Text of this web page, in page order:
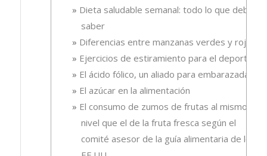
Dieta saludable semanal: todo lo que debes
saber
Diferencias entre manzanas verdes y rojas
Ejercicios de estiramiento para el deporte
El ácido fólico, un aliado para embarazadas.
El azúcar en la alimentación
El consumo de zumos de frutas al mismo
nivel que el de la fruta fresca según el
comité asesor de la guía alimentaria de los